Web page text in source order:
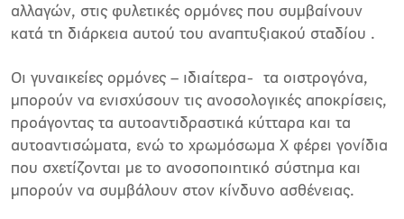
αλλαγών, στις φυλετικές ορμόνες που συμβαίνουν
κατά τη διάρκεια αυτού του αναπτυξιακού σταδίου .
Οι γυναικείες ορμόνες – ιδιαίτερα- τα οιστρογόνα,
μπορούν να ενισχύσουν τις ανοσολογικές αποκρίσεις,
προάγοντας τα αυτοαντιδραστικά κύτταρα και τα
αυτοαντισώματα, ενώ το χρωμόσωμα Χ φέρει γονίδια
που σχετίζονται με το ανοσοποιητικό σύστημα και
μπορούν να συμβάλουν στον κίνδυνο ασθένειας.